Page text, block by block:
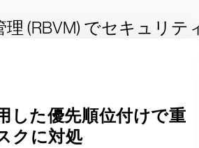
(RBVM) でセキュリテ
した優先順位付けで重
クに対処